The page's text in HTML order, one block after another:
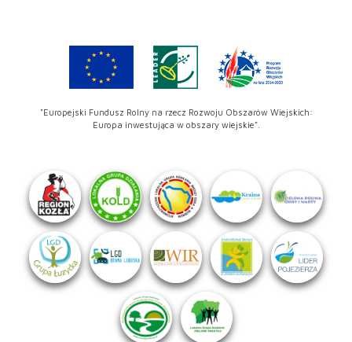
"Europejski Fundusz Rolny na rzecz Rozwoju Obszarów Wiejskich:
Europa inwestująca w obszary wiejskie".